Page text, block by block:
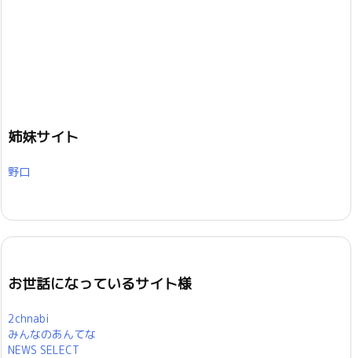
姉妹サイト
野口
お世話になっているサイト様
2chnabi
みんなのあんてな
NEWS SELECT